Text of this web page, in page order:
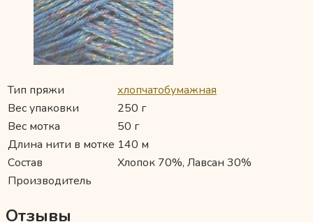
Тип пряжи
хлопчатобумажная
Вес упаковки
250 г
Вес мотка
50 г
Длина нити в мотке 140 м
Состав
Хлопок 70%, Лавсан 30%
Производитель
Отзывы